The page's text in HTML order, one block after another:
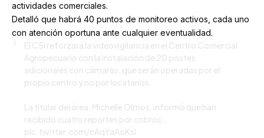
actividades comerciales.
Detalló que habrá 40 puntos de monitoreo activos, cada uno
con atención oportuna ante cualquier eventualidad.
El C5i reforzará la videovigilancia en el Centro Comercial
Agropecuario con la instalación de 20 postes
adicionales con cámaras, que serán operadas por el
propio centro y no por locatarios.
La titular del área, Michelle Olmos, informó que han
recibido cuatro reportes por cobros…
pic.twitter.com/cAqYaAoKsI